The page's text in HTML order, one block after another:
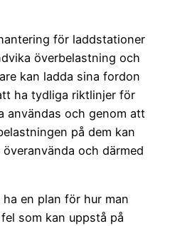
för laddstationer
överbelastning och
kan ladda sina fordon
ha tydliga riktlinjer för
användas och genom att
på dem kan
och därmed
en plan för hur man
som kan uppstå på